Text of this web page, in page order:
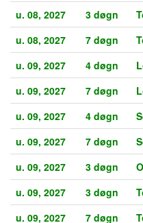
u. 08, 2027
3 døgn
u. 08, 2027
7 døgn
u. 09, 2027
4 døgn
u. 09, 2027
7 døgn
u. 09, 2027
4 døgn
u. 09, 2027
7 døgn
u. 09, 2027
3 døgn
u. 09, 2027
3 døgn
u. 09, 2027
7 døgn